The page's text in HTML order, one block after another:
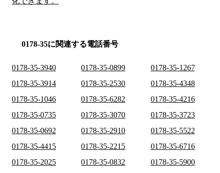
0178-35に関連する電話番号
0178-35-3940 0178-35-0899
0178-35-1267
0178-35-3914
0178-35-2530
0178-35-4348
0178-35-1046
0178-35-6282
0178-35-4216
0178-35-0735
0178-35-3070
0178-35-3723
0178-35-0692
0178-35-2910
0178-35-5522
0178-35-4415
0178-35-2215
0178-35-6716
0178-35-2025
0178-35-0832
0178-35-5900